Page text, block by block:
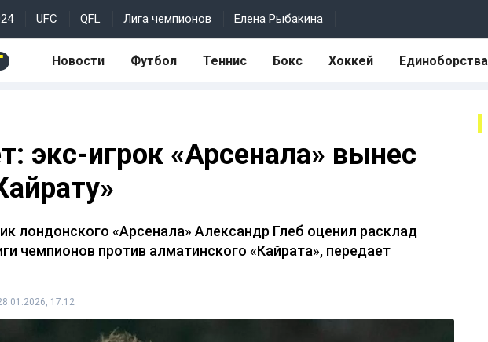
UFC QFL Лига чемпионов Елена Рыбакина
Новости Футбол Теннис Бокс Хоккей Единоборства
экс-игрок «Арсенала» вынес
лондонского «Арсенала» Александр Глеб оценил расклад
чемпионов против алматинского «Кайрата», передает
17:12